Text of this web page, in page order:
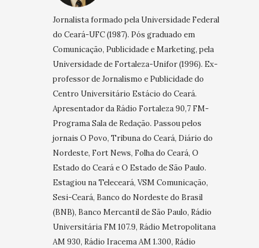
Jornalista formado pela Universidade Federal
do Ceará-UFC (1987). Pós graduado em
Comunicação, Publicidade e Marketing, pela
Universidade de Fortaleza-Unifor (1996). Ex-
professor de Jornalismo e Publicidade do
Centro Universitário Estácio do Ceará.
Apresentador da Rádio Fortaleza 90,7 FM-
Programa Sala de Redação. Passou pelos
jornais O Povo, Tribuna do Ceará, Diário do
Nordeste, Fort News, Folha do Ceará, O
Estado do Ceará e O Estado de São Paulo.
Estagiou na Teleceará, VSM Comunicação,
Sesi-Ceará, Banco do Nordeste do Brasil
(BNB), Banco Mercantil de São Paulo, Rádio
Universitária FM 107.9, Rádio Metropolitana
AM 930, Rádio Iracema AM 1.300, Rádio